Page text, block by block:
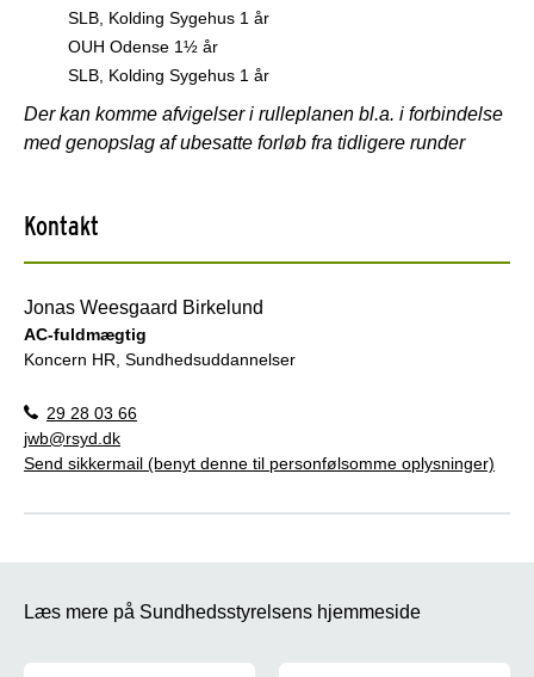
SLB, Kolding Sygehus 1 år
OUH Odense 1½ år
SLB, Kolding Sygehus 1 år
Der kan komme afvigelser i rulleplanen bl.a. i forbindelse
med genopslag af ubesatte forløb fra tidligere runder
Kontakt
Jonas Weesgaard Birkelund
AC-fuldmægtig
Koncern HR, Sundhedsuddannelser
29 28 03 66
jwb@rsyd.dk
Send sikkermail (benyt denne til personfølsomme oplysninger)
Læs mere på Sundhedsstyrelsens hjemmeside